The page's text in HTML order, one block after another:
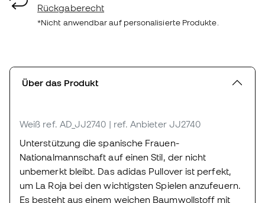
Rückgaberecht
*Nicht anwendbar auf personalisierte Produkte.
Über das Produkt
Weiß ref. AD_JJ2740 | ref. Anbieter JJ2740
Unterstützung die spanische Frauen-
Nationalmannschaft auf einen Stil, der nicht
unbemerkt bleibt. Das adidas Pullover ist perfekt,
um La Roja bei den wichtigsten Spielen anzufeuern.
Es besteht aus einem weichen Baumwollstoff mit